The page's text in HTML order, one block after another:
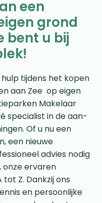
een
grond
bent u bij
tijdens het kopen
aan Zee op eigen
Makelaar
specialist in de aan-
Of u nu een
een nieuwe
advies nodig
ervaren
Z. Dankzij ons
en persoonlijke